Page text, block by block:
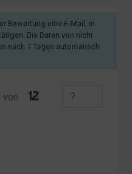
Bewertung eine E-Mail, in
Die Daten von nicht
nach 7 Tagen automatisch
von